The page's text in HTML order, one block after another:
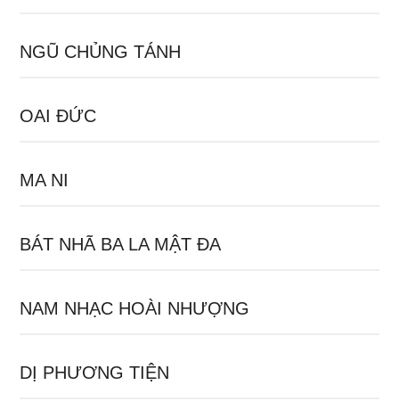
NGŨ CHỦNG TÁNH
OAI ĐỨC
MA NI
BÁT NHÃ BA LA MẬT ĐA
NAM NHẠC HOÀI NHƯỢNG
DỊ PHƯƠNG TIỆN